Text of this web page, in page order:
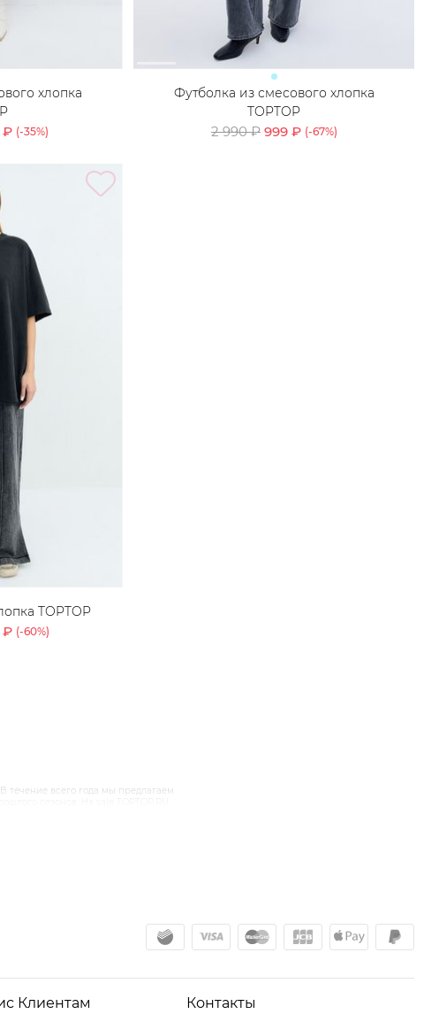
хлопка
₽ (-35%)
Футболка из смесового хлопка
TOPTOP
2 990 ₽ 999 ₽ (-67%)
TOPTOP
₽ (-60%)
течение всего года мы предлагаем
актуальны не один сезон. Также
универсальные ботильоны,
Клиентам Контакты